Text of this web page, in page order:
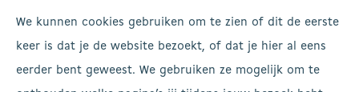
We kunnen cookies gebruiken om te zien of dit de eerste
keer is dat je de website bezoekt, of dat je hier al eens
eerder bent geweest. We gebruiken ze mogelijk om te